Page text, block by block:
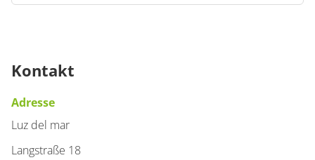
Kontakt
Adresse
Luz del mar
Langstraße 18